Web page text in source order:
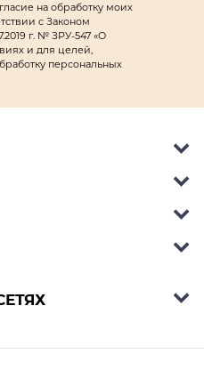
на обработку моих
с Законом
г. № ЗРУ-547 «О
и для целей,
персональных
99